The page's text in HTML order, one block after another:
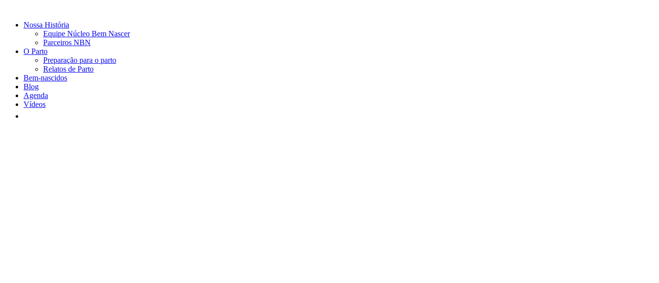
Nossa História
Equipe Núcleo Bem Nascer
Parceiros NBN
O Parto
Preparação para o parto
Relatos de Parto
Bem-nascidos
Blog
Agenda
Vídeos